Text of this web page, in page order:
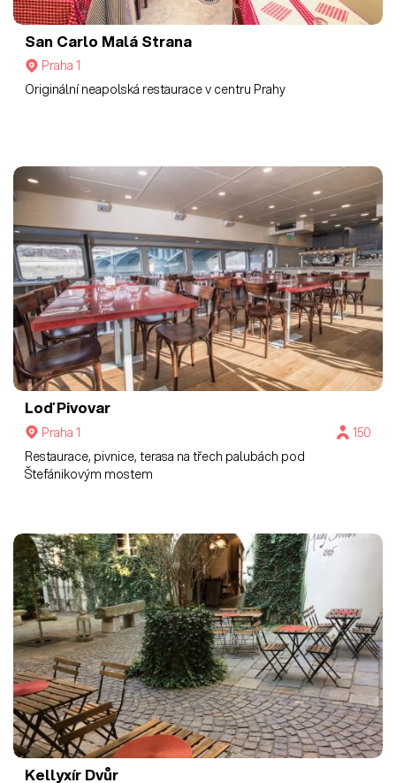
San Carlo Malá Strana
Praha 1
Originální neapolská restaurace v centru Prahy
Loď Pivovar
Praha 1
150
Restaurace, pivnice, terasa na třech palubách pod
Štefánikovým mostem
Kellyxír Dvůr